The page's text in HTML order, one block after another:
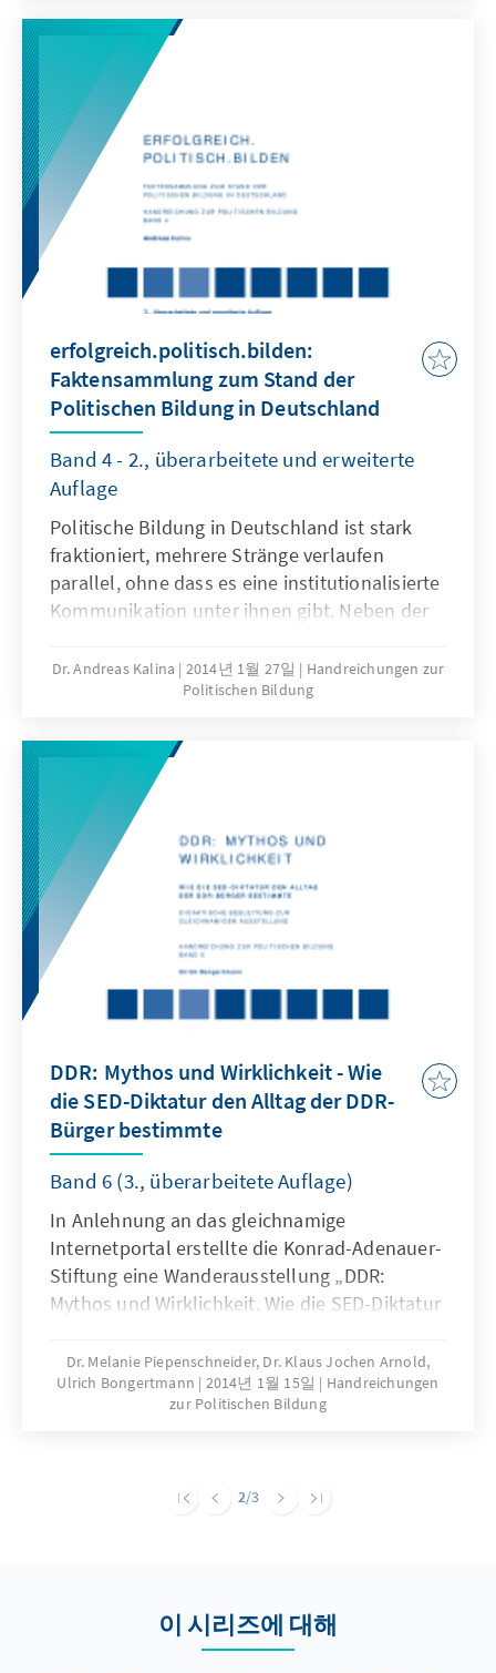
die Übertragungstechniken und die
Möglichkeiten zur Optimierung des
bestehenden Netzes.
erfolgreich.politisch.bilden:
Faktensammlung zum Stand der
Politischen Bildung in Deutschland
Band 4 - 2., überarbeitete und erweiterte
Auflage
Politische Bildung in Deutschland ist stark
fraktioniert, mehrere Stränge verlaufen
parallel, ohne dass es eine institutionalisierte
Kommunikation unter ihnen gibt. Neben der
gibt es die außerschulische Jugend- und
Erwachsenenbildung der freien Träger.
Angebote der Universitäten. Jeder Bereich hat
seine Berechtigung und sein
unterschiedliches Betätigungsfeld; aber jeder
Bereich agiert auch in einer intensiven
Wechselwirkung zu den anderen Feldern. Man
muss sich nur die Lehrerausbildung
(Universität) anschauen, die Rückwirkungen
auf die Qualität des Politikunterrichts hat
(Schule), während die Vermittlung politischer
Zusammenhänge in der Schule wiederum
Auswirkungen auf Inhalte, Formate und
außerschulischen Bildung zeitigt. Die Gefahr,
dass bei auftretenden Problemen die
zuständigen Politikebenen nur
gegeneinander ausgespielt werden, ist nicht
von der Hand zu weisen.
Dr. Andreas Kalina 2014년 1월 27일
Handreichungen zur
Politischen Bildung
DDR: Mythos und Wirklichkeit - Wie
die SED-Diktatur den Alltag der DDR-
Bürger bestimmte
Band 6 (3., überarbeitete Auflage)
In Anlehnung an das gleichnamige
Internetportal erstellte die Konrad-Adenauer-
Stiftung eine Wanderausstellung „DDR:
Mythos und Wirklichkeit. Wie die SED-Diktatur
eine Präsentation an Schulen konzipiert
wurde. Mit dieser Ausstellung erleichtern wir
den Einstieg in das Thema für Schüler und
sich auf Aspekte und Fakten, die im Zuge der
der DDR bieten. Diese in Kooperation mit dem
Verband der Geschichtslehrer Deutschlands
Dr. Melanie Piepenschneider, Dr. Klaus Jochen Arnold,
Ulrich Bongertmann
2014년 1월 15일
Handreichungen
zur Politischen Bildung
2/3
이 시리즈에 대해